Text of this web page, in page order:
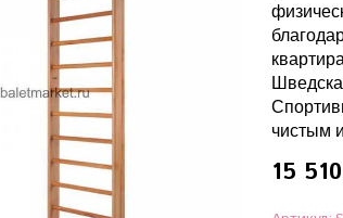
чистым
15